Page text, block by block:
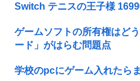
Switch テニスの王子様
ゲームソフトの所有権はど
ード」がはらむ問題点
学校のpcにゲーム入れたら